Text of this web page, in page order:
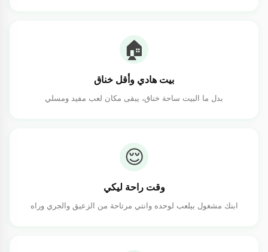
🏠
بيت هادي وأقل خناق
بدل ما البيت ساحة خناق، يبقى مكان لعب مفيد ومسلي
😌
وقت راحة ليكي
ابنك مشغول بيلعب لوحده وانتي مرتاحة من الزعيق والجري وراه